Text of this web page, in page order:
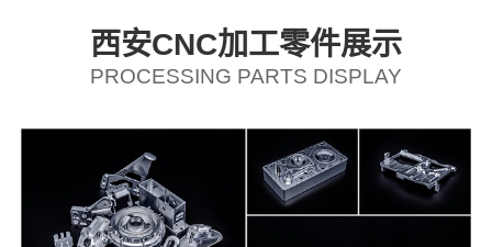
西安CNC加工零件展示
PROCESSING PARTS DISPLAY